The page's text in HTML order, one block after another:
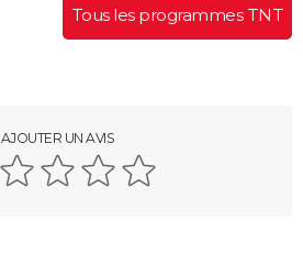
Tous les programmes TNT
AJOUTER UN AVIS